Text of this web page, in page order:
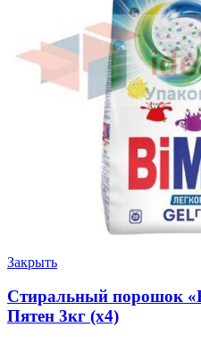
Закрыть
Стиральный порошок
Пятен 3кг (х4)